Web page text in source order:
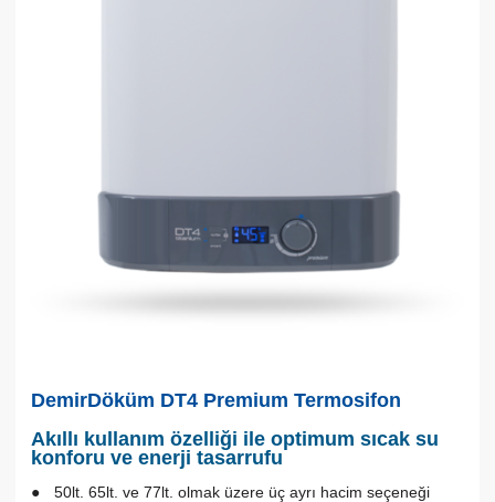
DemirDöküm DT4 Premium Termosifon
Akıllı kullanım özelliği ile optimum sıcak su
konforu ve enerji tasarrufu
50lt. 65lt. ve 77lt. olmak üzere üç ayrı hacim seçeneği